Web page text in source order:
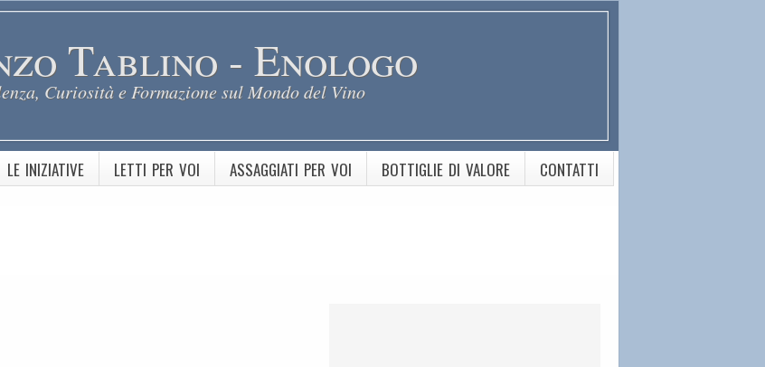
Tablino - Enologo
Curiosità e Formazione sul Mondo del Vino
LE INIZIATIVE LETTI PER VOI ASSAGGIATI PER VOI BOTTIGLIE DI VALORE CONTATTI